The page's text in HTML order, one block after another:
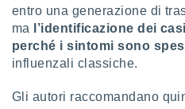
entro una generazione di
ma
l’identificazione dei
perché i sintomi sono
influenzali classiche.
Gli autori raccomandano